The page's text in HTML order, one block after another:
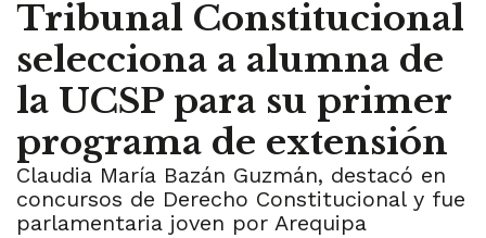
Tribunal Constitucional
selecciona a alumna de
la UCSP para su primer
programa de extensión
Claudia María Bazán Guzmán, destacó en
concursos de Derecho Constitucional y fue
parlamentaria joven por Arequipa